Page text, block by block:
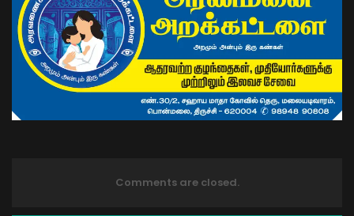
Comments are closed.